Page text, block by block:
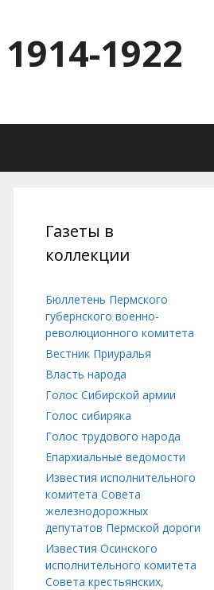
1922
Газеты в
коллекции
Бюллетень Пермского
губернского военно-
революционного комитета
Вестник Приуралья
Власть народа
Голос Сибирской армии
Голос сибиряка
Голос трудового народа
Епархиальные ведомости
Известия исполнительного
комитета Совета
железнодорожных
депутатов Пермской дороги
Известия Осинского
исполнительного комитета
Совета крестьянских,